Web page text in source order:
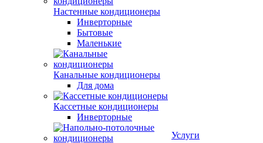
Настенные кондиционеры
Инверторные
Бытовые
Маленькие
Канальные кондиционеры
Для дома
Кассетные кондиционеры
Инверторные
Услуги